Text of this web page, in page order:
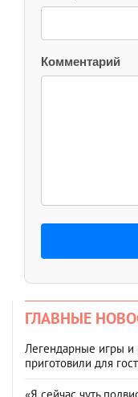
Комментарий
ГЛАВНЫЕ
Легендарные игры и
приготовили для